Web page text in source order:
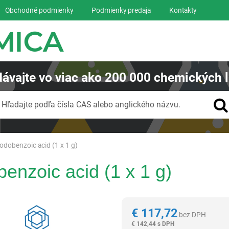
acid (1 x 1 g)
acid (1 x 1 g)
€117,72 bez DPH
€ 142,44 s DPH
Obchodné podmienky Podmienky predaja Kontakty
vo viac ako200 000 chemických
Hľadajte podľa čísla CAS alebo anglického názvu.